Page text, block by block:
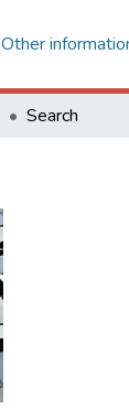
Other
Search